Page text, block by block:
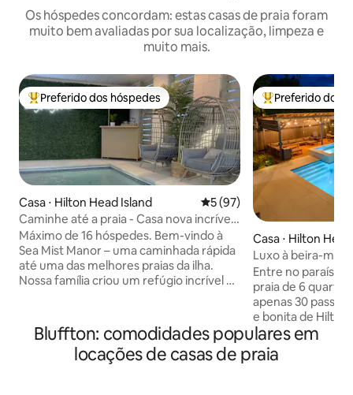
Os hóspedes concordam: estas casas de praia foram
muito bem avaliadas por sua localização, limpeza e
muito mais.
Entre os melhores preferidos dos hóspedes
Preferido dos hóspedes
Casa ⋅ Hilton Head Island 5 de uma avaliação média
5 (97)
Caminhe até a praia - Casa nova incrível -
Banheira de hidromassagem - Piscina
aquecida
Máximo de 16 hóspedes. Bem-vindo à
Sea Mist Manor – uma caminhada rápida
até uma das melhores praias da ilha.
Nossa família criou um refúgio incrível no
das criaturas incluem banheira de
hidromassagem de alta qualidade -
sauna vermelha - fachada - quarto
Entre os
Preferido dos
Casa ⋅ Hilton
Luxo à beira-mar
piscina/banheira
Entre no paraíso
praia de 6
apenas 30 passos
e bonita de Hilton
encontra o
lindamente
estilo resort com
Bluffton: comodidades populares em
locações de casas de praia